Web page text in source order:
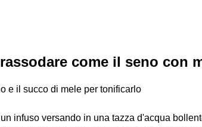
come il seno con
e il succo di mele per tonificarlo
infuso versando in una tazza d'acqua